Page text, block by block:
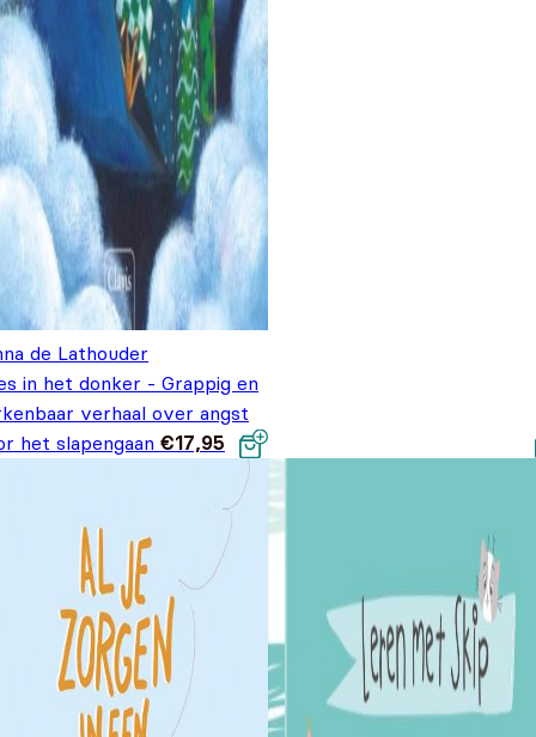
de Lathouder
in het donker - Grappig en
verhaal over angst
het slapengaan €17,95